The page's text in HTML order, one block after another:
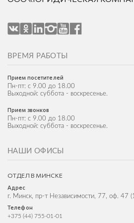
НАШИ ОФИСЫ
ОТДЕЛ В МИНСКЕ
Адрес
г. Минск, пр-т Независимости, 77, оф. 47
Телефон
+375 (44) 755-01-01
ВРЕМЯ РАБОТЫ
Прием посетителей
Пн-пт: с 9.00 до 18.00
Выходной: суббота - воскресенье.
Прием звонков
Пн-пт: с 9.00 до 18.00
Выходной: суббота - воскресенье.